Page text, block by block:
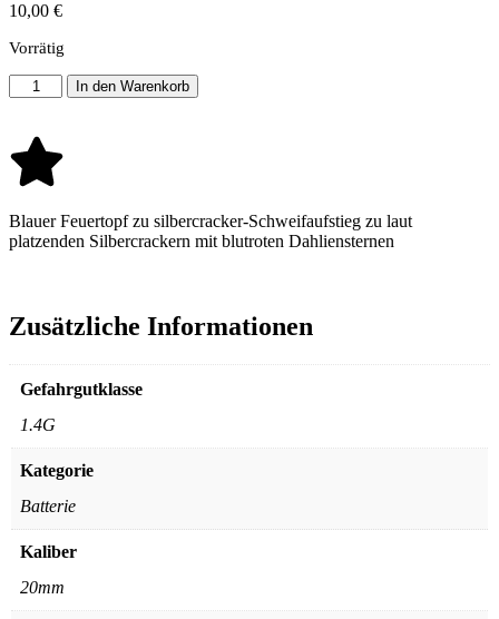
10,00 €
Vorrätig
In den Warenkorb
Blauer Feuertopf zu silbercracker-Schweifaufstieg zu laut
platzenden Silbercrackern mit blutroten Dahliensternen
Zusätzliche Informationen
Gefahrgutklasse
1.4G
Kategorie
Batterie
Kaliber
20mm